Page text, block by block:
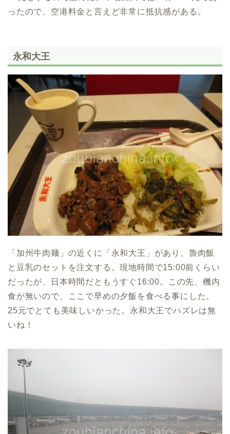
ったので、空港料金と言えど非常に抵抗感がある。
永和大王
「加州牛肉麺」の近くに「永和大王」があり、魯肉飯
と豆乳のセットを注文する。現地時間で15:00前くらい
だったが、日本時間だともうすぐ16:00。この先、機内
食が無いので、ここで早めの夕飯を食べる事にした。
25元でとても美味しいかった。永和大王でハズレは無
いね！